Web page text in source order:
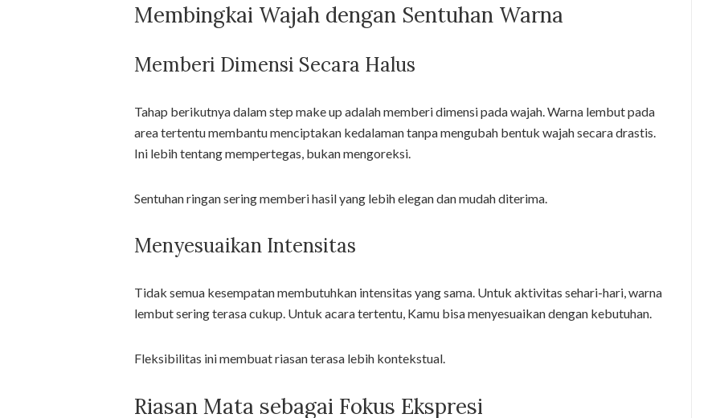
Membingkai Wajah dengan Sentuhan Warna
Memberi Dimensi Secara Halus
Tahap berikutnya dalam step make up adalah memberi dimensi pada wajah. Warna lembut pada
area tertentu membantu menciptakan kedalaman tanpa mengubah bentuk wajah secara drastis.
Ini lebih tentang mempertegas, bukan mengoreksi.
Sentuhan ringan sering memberi hasil yang lebih elegan dan mudah diterima.
Menyesuaikan Intensitas
Tidak semua kesempatan membutuhkan intensitas yang sama. Untuk aktivitas sehari-hari, warna
lembut sering terasa cukup. Untuk acara tertentu, Kamu bisa menyesuaikan dengan kebutuhan.
Fleksibilitas ini membuat riasan terasa lebih kontekstual.
Riasan Mata sebagai Fokus Ekspresi